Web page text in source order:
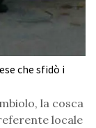
che sfidò i
la cosca
locale